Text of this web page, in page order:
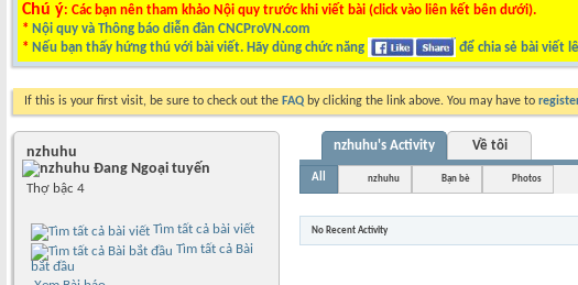
Chú ý: Các bạn nên tham khảo Nội quy trước khi viết bài (click vào liên kết bên dưới).
* Nội quy và Thông báo diễn đàn CNCProVN.com
* Nếu bạn thấy hứng thú với bài viết. Hãy dùng chức năng để chia sẻ bài viết
If this is your first visit, be sure to check out the FAQ by clicking the link above. You may have to
nzhuhu
Thợ bậc 4
Tìm tất cả bài viết
Tìm tất cả Bài
bắt đầu
nzhuhu's Activity Về tôi
All nzhuhu Bạn bè Photos
No Recent Activity